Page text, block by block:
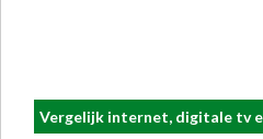
Vergelijk internet, digitale tv